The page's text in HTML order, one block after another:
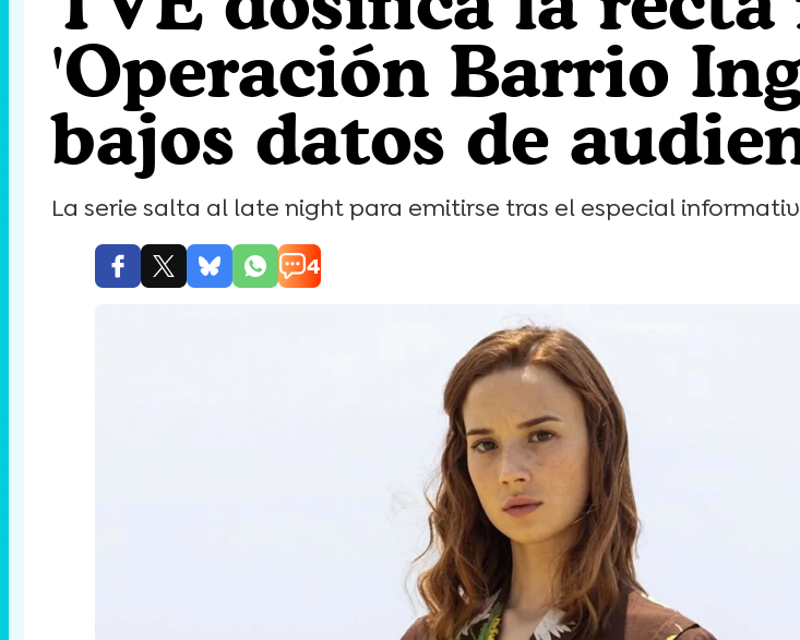
'Operación Barrio
bajos datos de
La serie salta al late night para emitirse tras el especial
4